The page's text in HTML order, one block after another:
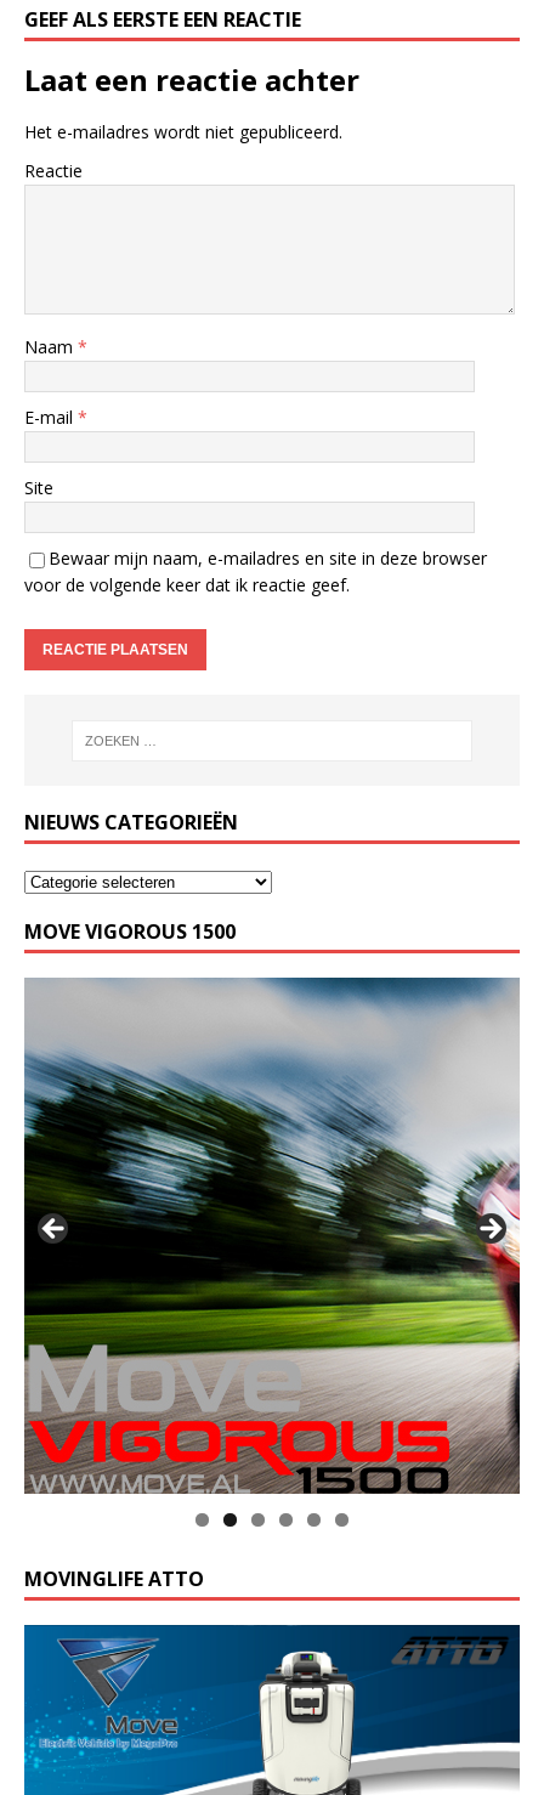
GEEF ALS EERSTE EEN REACTIE
Laat een reactie achter
Het e-mailadres wordt niet gepubliceerd.
Reactie
Naam *
E-mail *
Site
Bewaar mijn naam, e-mailadres en site in deze browser
voor de volgende keer dat ik reactie geef.
NIEUWS CATEGORIEËN
MOVE VIGOROUS 1500
MOVINGLIFE ATTO